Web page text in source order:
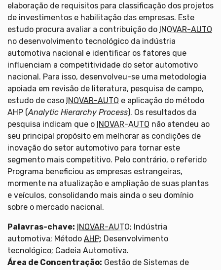
elaboração de requisitos para classificação dos projetos
de investimentos e habilitação das empresas. Este
estudo procura avaliar a contribuição do INOVAR-AUTO
no desenvolvimento tecnológico da indústria
automotiva nacional e identificar os fatores que
influenciam a competitividade do setor automotivo
nacional. Para isso, desenvolveu-se uma metodologia
apoiada em revisão de literatura, pesquisa de campo,
estudo de caso INOVAR-AUTO e aplicação do método
AHP (Analytic Hierarchy Process). Os resultados da
pesquisa indicam que o INOVAR-AUTO não atendeu ao
seu principal propósito em melhorar as condições de
inovação do setor automotivo para tornar este
segmento mais competitivo. Pelo contrário, o referido
Programa beneficiou as empresas estrangeiras,
mormente na atualização e ampliação de suas plantas
e veículos, consolidando mais ainda o seu domínio
sobre o mercado nacional.
Palavras-chave: INOVAR-AUTO; Indústria
automotiva; Método AHP; Desenvolvimento
tecnológico; Cadeia Automotiva.
Área de Concentração: Gestão de Sistemas de